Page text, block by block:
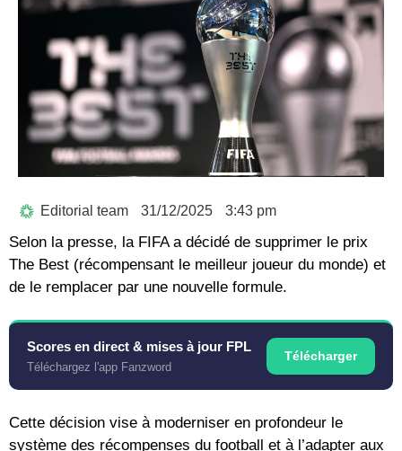
Editorial team 31/12/2025 3:43 pm
Selon la presse, la FIFA a décidé de supprimer le prix
The Best (récompensant le meilleur joueur du monde) et
de le remplacer par une nouvelle formule.
Scores en direct & mises à jour FPL
Téléchargez l'app Fanzword
Télécharger
Cette décision vise à moderniser en profondeur le
système des récompenses du football et à l’adapter aux